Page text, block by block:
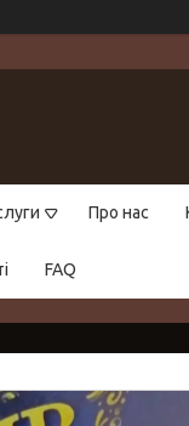
Про нас
FAQ